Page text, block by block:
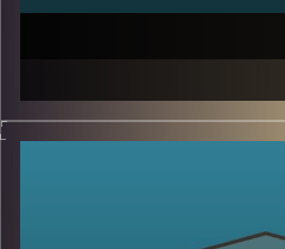
לטר, דיקן ומייסד
פרסם מאמרים